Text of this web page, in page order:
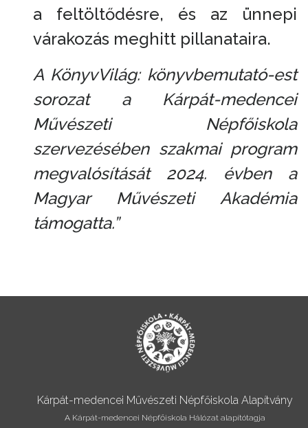
a feltöltődésre, és az ünnepi
várakozás meghitt pillanataira.
A KönyvVilág: könyvbemutató-est
sorozat a Kárpát-medencei
Művészeti Népfőiskola
szervezésében szakmai program
megvalósítását 2024. évben a
Magyar Művészeti Akadémia
támogatta.”
Kárpát-medencei Művészeti Népfőiskola Alapítvány
A Kárpát-medencei Népfőiskola Hálózat alapítótagja